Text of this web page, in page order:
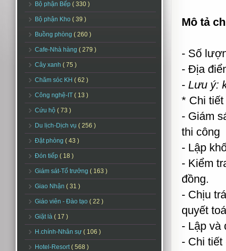
Bộ phận Bếp ( 330 )
Bộ phận Kho ( 39 )
Buồng phòng ( 260 )
Cafe-Nhà hàng ( 279 )
Cây xanh ( 75 )
Chăm sóc KH ( 62 )
Công nghệ-IT ( 13 )
Cứu hộ ( 73 )
Du lịch-Dịch vụ ( 256 )
Đặt phòng ( 43 )
Đón tiếp ( 18 )
Giám sát-Tổ trưởng ( 163 )
Giao Nhận ( 31 )
Giáo viên - Đào tạo ( 22 )
Giặt là ( 17 )
H.chính-Nhân sự ( 106 )
Hotel-Resort( 568 )
Mô tả
- Số
- Địa
- Lưu ý:
* Chi
- Giám
thi công
- Lập
- Kiểm
đồng.
- Chịu
quyết
- Lập và
- Chi tiết